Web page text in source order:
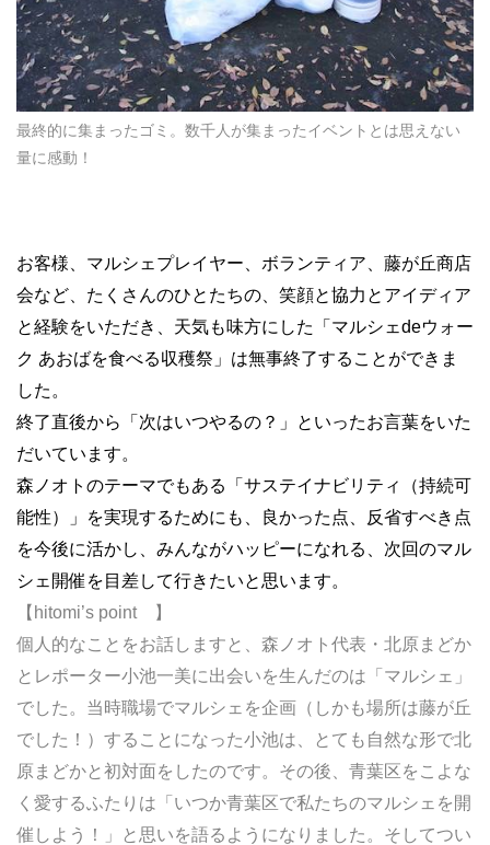
最終的に集まったゴミ。数千人が集まったイベントとは思えない
量に感動！
お客様、マルシェプレイヤー、ボランティア、藤が丘商店
会など、たくさんのひとたちの、笑顔と協力とアイディア
と経験をいただき、天気も味方にした「マルシェdeウォー
ク あおばを食べる収穫祭」は無事終了することができま
した。
終了直後から「次はいつやるの？」といったお言葉をいた
だいています。
森ノオトのテーマでもある「サステイナビリティ（持続可
能性）」を実現するためにも、良かった点、反省すべき点
を今後に活かし、みんながハッピーになれる、次回のマル
シェ開催を目差して行きたいと思います。
【hitomi’s point 】
個人的なことをお話しますと、森ノオト代表・北原まどか
とレポーター小池一美に出会いを生んだのは「マルシェ」
でした。当時職場でマルシェを企画（しかも場所は藤が丘
でした！）することになった小池は、とても自然な形で北
原まどかと初対面をしたのです。その後、青葉区をこよな
く愛するふたりは「いつか青葉区で私たちのマルシェを開
催しよう！」と思いを語るようになりました。そしてつい